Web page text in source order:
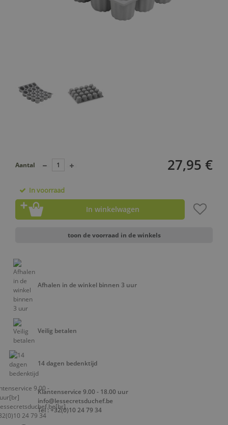
27,95 €
Aantal
In voorraad
In winkelwagen
toon de voorraad in de winkels
Afhalen in de winkel binnen 3 uur
Veilig betalen
14 dagen bedenktijd
Klantenservice 9.00 - 18.00 uur
info@lessecretsduchef.be
Tel : +32(0)10 24 79 34